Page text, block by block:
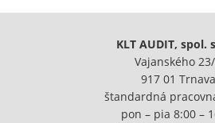
KLT AUDIT, spol.
Vajanského
917 01 Trnava
štandardná
pon – pia 8:00 –